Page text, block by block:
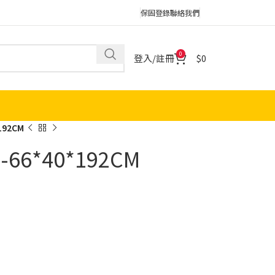
保固登錄聯絡我們
登入/註冊 0 0
66*40*192CM